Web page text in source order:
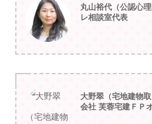
丸山裕代（公認心
レ相談室代表
大野翠（宅地建物
会社 芙蓉宅建ＦＰ